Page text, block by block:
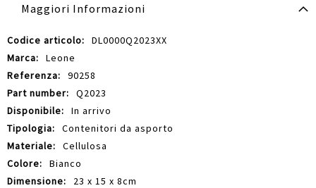
Maggiori Informazioni
Maggiori
Informazioni
DL0000Q2023XX
Leone
90258
Q2023
In arrivo
Contenitori da asporto
Cellulosa
Bianco
23 x 15 x 8cm